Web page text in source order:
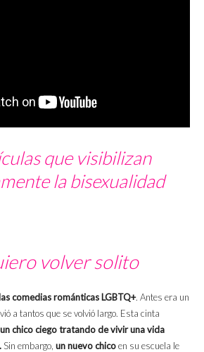
que visibilizan
la bisexualidad
volver solito
comedias románticas LGBTQ+. Antes era un
a tantos que se volvió largo. Esta cinta
un chico ciego tratando de vivir una vida
Sin embargo, un nuevo chicoen su escuela le